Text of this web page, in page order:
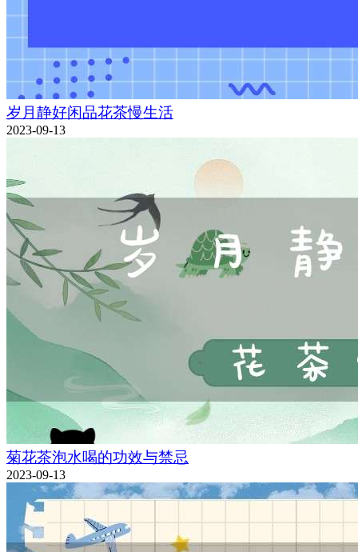
岁月静好闲品花茶慢生活
2023-09-13
菊花茶泡水喝的功效与禁忌
2023-09-13